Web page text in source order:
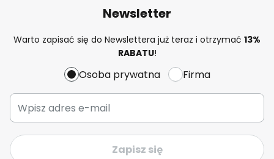
Newsletter
Warto zapisać się do Newslettera już teraz i otrzymać 13%
RABATU!
Osoba prywatna Firma
Zapisz się